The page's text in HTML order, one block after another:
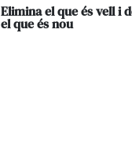
Elimina el que és vell i
el que és nou